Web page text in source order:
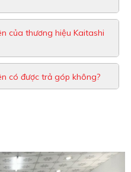
của thương hiệu Kaitashi
có được trả góp không?